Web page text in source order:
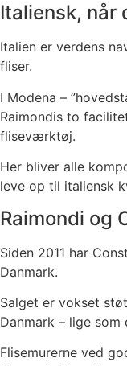
Italiensk, når
Italien er verdens
fliser.
I Modena –
Raimondis to
fliseværktøj.
Her bliver alle
leve op til italiensk
Raimondi og
Siden 2011 har
Danmark.
Salget er vokset
Danmark – lige
Flisemurerne ved